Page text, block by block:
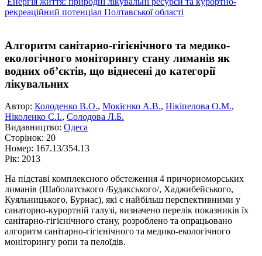
рекреаційний потенціал Полтавської області
Алгоритм санітарно-гігієнічного та медико-
екологічного моніторингу стану лиманів як
водних об’єктів, що віднесені до категорії
лікувальних
Автор: Колоденко В.О., Мокієнко А.В., Нікіпелова О.М.,
Ніколенко С.І., Солодова Л.Б.
Видавництво: Одеса
Сторінок: 20
Номер: 167.13/354.13
Рік: 2013
На підставі комплексного обстеження 4 причорноморських
лиманів (Шаболатського /Будакського/, Хаджибейського,
Куяльницького, Бурнас), які є найбільш перспективними у
санаторно-курортній галузі, визначено перелік показників їх
санітарно-гігієнічного стану, розроблено та опрацьовано
алгоритм санітарно-гігієнічного та медико-екологічного
моніторингу ропи та пелоїдів.